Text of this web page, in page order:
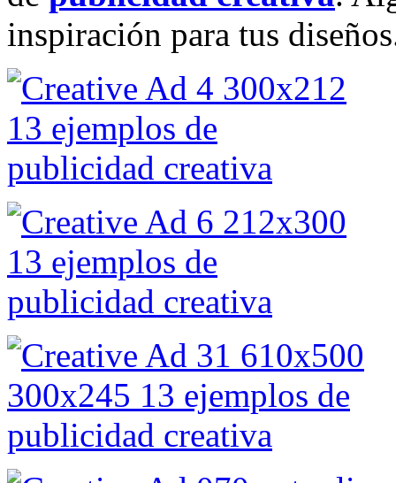
inspiración para tus